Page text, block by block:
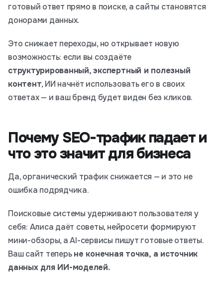
готовый ответ прямо в поиске, а сайты становятся
донорами данных.
Это снижает переходы, но открывает новую
возможность: если вы создаёте
структурированный, экспертный и полезный
контент, ИИ начнёт использовать его в своих
ответах — и ваш бренд будет виден без кликов.
Почему SEO-трафик падает и
что это значит для бизнеса
Да, органический трафик снижается — и это не
ошибка подрядчика.
Поисковые системы удерживают пользователя у
себя: Алиса даёт советы, нейросети формируют
мини-обзоры, а AI-сервисы пишут готовые ответы.
Ваш сайт теперьне конечная точка, а источник
данных для ИИ-моделей.